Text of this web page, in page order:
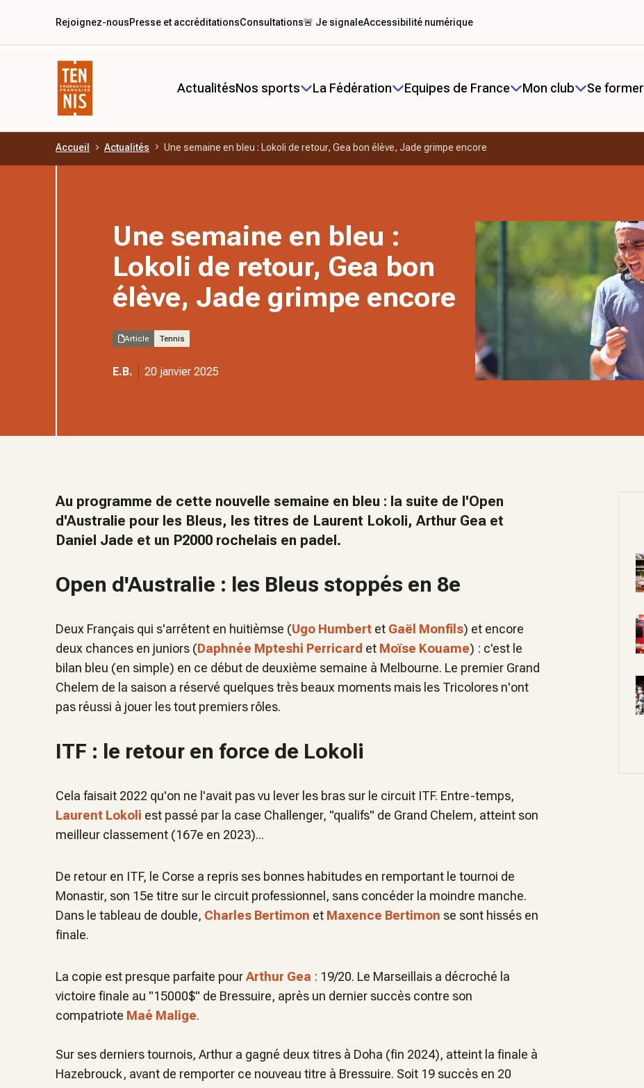
Aller au contenu principal
ActualitésNos sports La Fédération Equipes de France Mon club Se former
Rejoignez-nousPresse et accréditationsConsultations🚨 Je signaleAccessibilité numérique
Accueil Actualités Une semaine en bleu : Lokoli de retour, Gea bon élève, Jade grimpe encore
Une semaine en bleu :
Lokoli de retour, Gea bon
élève, Jade grimpe encore
Article Tennis
E.B. 20 janvier 2025
Au programme de cette nouvelle semaine en bleu : la suite de l'Open
d'Australie pour les Bleus, les titres de Laurent Lokoli, Arthur Gea et
Daniel Jade et un P2000 rochelais en padel.
Open d'Australie : les Bleus stoppés en 8e
Deux Français qui s'arrêtent en huitièmse (Ugo Humbert et Gaël Monfils) et encore
deux chances en juniors (Daphnée Mpteshi Perricard et Moïse Kouame) : c'est le
bilan bleu (en simple) en ce début de deuxième semaine à Melbourne. Le premier Grand
Chelem de la saison a réservé quelques très beaux moments mais les Tricolores n'ont
pas réussi à jouer les tout premiers rôles.
ITF : le retour en force de Lokoli
Cela faisait 2022 qu'on ne l'avait pas vu lever les bras sur le circuit ITF. Entre-temps,
Laurent Lokoli est passé par la case Challenger, "qualifs" de Grand Chelem, atteint son
meilleur classement (167e en 2023)...
De retour en ITF, le Corse a repris ses bonnes habitudes en remportant le tournoi de
Monastir, son 15e titre sur le circuit professionnel, sans concéder la moindre manche.
Dans le tableau de double, Charles Bertimon et Maxence Bertimon se sont hissés en
finale.
La copie est presque parfaite pourArthur Gea : 19/20. Le Marseillais a décroché la
victoire finale au "15000$" de Bressuire, après un dernier succès contre son
compatriote Maé Malige.
Sur ses derniers tournois, Arthur a gagné deux titres à Doha (fin 2024), atteint la finale à
Hazebrouck, avant de remporter ce nouveau titre à Bressuire. Soit 19 succès en 20